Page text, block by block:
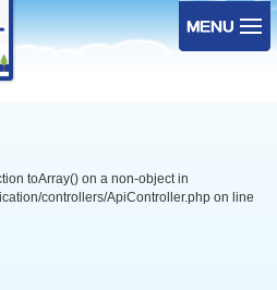
toArray() on a non-object in
controllers/ApiController.php on line